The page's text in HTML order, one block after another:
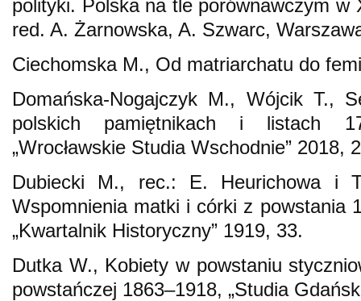
polityki. Polska na tle porównawczym
red. A. Żarnowska, A. Szwarc,
Ciechomska M., Od matriarchatu do
Domańska-Nogajczyk M., Wójcik T.,
polskich pamiętnikach i listach
„Wrocławskie Studia Wschodnie” 2018,
Dubiecki M., rec.: E. Heurichowa i
Wspomnienia matki i córki z powstania
„Kwartalnik Historyczny” 1919, 33.
Dutka W., Kobiety w powstaniu
powstańczej 1863‒1918, „Studia